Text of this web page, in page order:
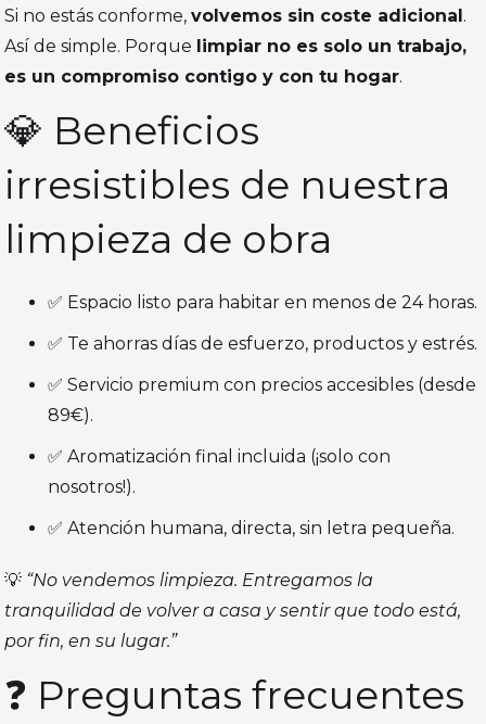
Si no estás conforme,volvemos sin coste adicional .
Así de simple. Porque limpiar no es solo un trabajo,
es un compromiso contigo y con tu hogar.
💎 Beneficios
irresistibles de nuestra
limpieza de obra
✅ Espacio listo para habitar en menos de 24 horas.
✅ Te ahorras días de esfuerzo, productos y estrés.
✅ Servicio premium con precios accesibles (desde
89€).
✅ Aromatización final incluida (¡solo con
nosotros!).
✅ Atención humana, directa, sin letra pequeña.
💡 “No vendemos limpieza. Entregamos la
tranquilidad de volver a casa y sentir que todo está,
por fin, en su lugar.”
❓ Preguntas frecuentes